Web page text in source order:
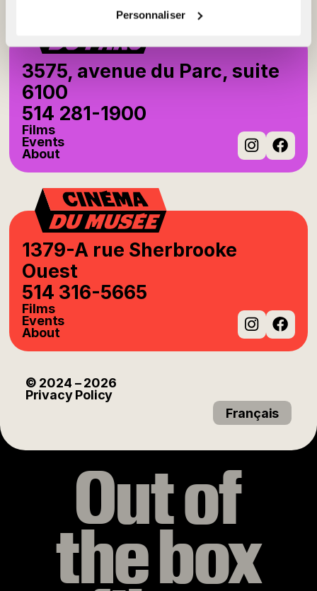
Personnaliser
3575, avenue du Parc, suite
6100
514 281-1900
Films
Events
About
1379-A rue Sherbrooke
Ouest
514 316-5665
Films
Events
About
© 2024 – 2026
Privacy Policy
Français
Out of
the box